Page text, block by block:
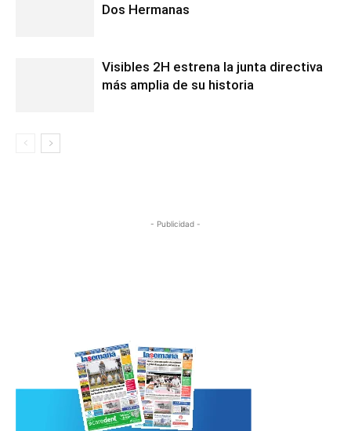
Dos Hermanas
Visibles 2H estrena la junta directiva
más amplia de su historia
- Publicidad -